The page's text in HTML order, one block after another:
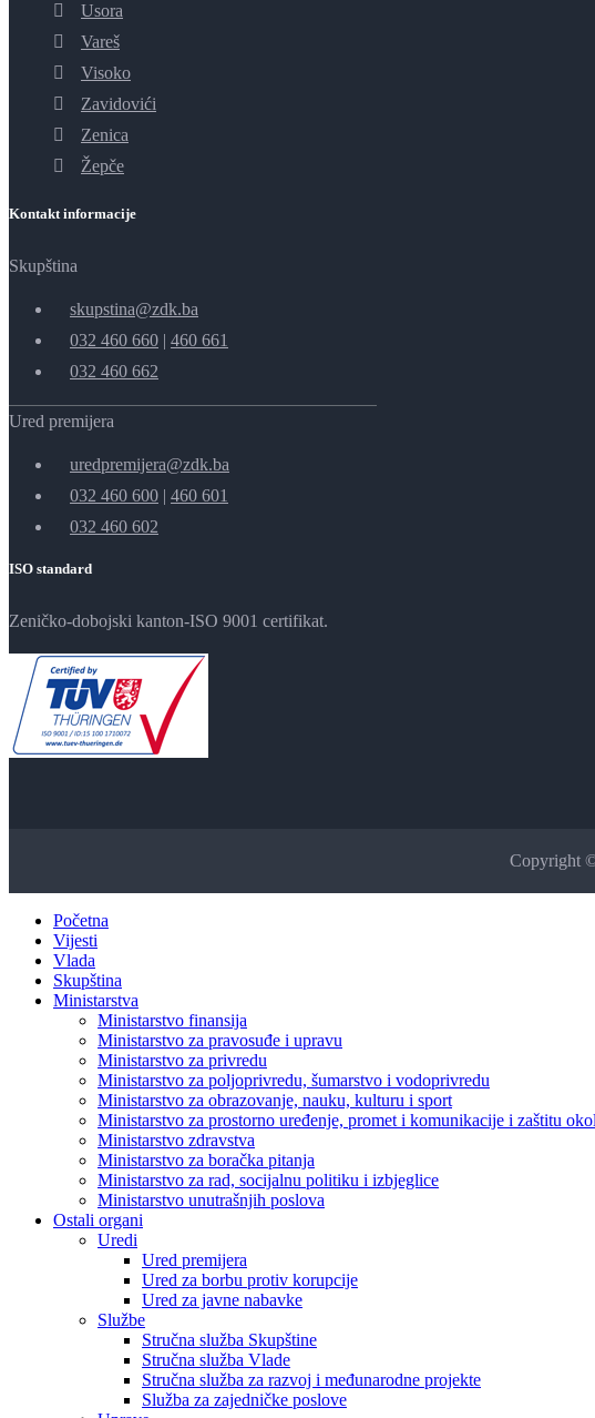
Usora
Vareš
Visoko
Zavidovići
Zenica
Žepče
Kontakt informacije
Skupština
skupstina@zdk.ba
032 460 660 | 460 661
032 460 662
Ured premijera
uredpremijera@zdk.ba
032 460 600 | 460 601
032 460 602
ISO standard
Zeničko-dobojski kanton-ISO 9001 certifikat.
Copyright
Početna
Vijesti
Vlada
Skupština
Ministarstva
Ministarstvo finansija
Ministarstvo za pravosuđe i upravu
Ministarstvo za privredu
Ministarstvo za poljoprivredu, šumarstvo i vodoprivredu
Ministarstvo za obrazovanje, nauku, kulturu i sport
Ministarstvo za prostorno uređenje, promet i komunikacije i zaštitu
Ministarstvo zdravstva
Ministarstvo za boračka pitanja
Ministarstvo za rad, socijalnu politiku i izbjeglice
Ministarstvo unutrašnjih poslova
Ostali organi
Uredi
Ured premijera
Ured za borbu protiv korupcije
Ured za javne nabavke
Službe
Stručna služba Skupštine
Stručna služba Vlade
Stručna služba za razvoj i međunarodne projekte
Služba za zajedničke poslove